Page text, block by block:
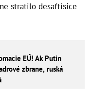
stratilo desaťtisíce
EÚ! Ak Putin
zbrane, ruská